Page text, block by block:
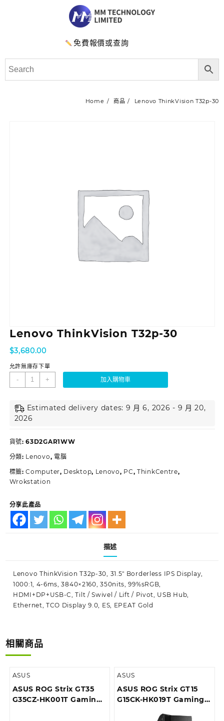
免費報價或查詢
Home 商品 Lenovo ThinkVision T32p-30
Lenovo ThinkVision T32p-30
$3,680.00
允許無庫存下單
- + 加入購物車
Estimated delivery dates: 9 月 6, 2026 - 9 月 20,
2026
貨號:63D2GAR1WW
分類: Lenovo, 電腦
標籤:Computer, Desktop, Lenovo, PC,ThinkCentre,
Wrokstation
分享此產品
描述
Lenovo ThinkVision T32p-30, 31.5″ Borderless IPS Display,
1000:1, 4-6ms, 3840×2160, 350nits, 99%sRGB,
HDMI+DP+USB-C, Tilt / Swivel / Lift / Pivot, USB Hub,
Ethernet, TCO Display 9.0, ES, EPEAT Gold
相關商品
ASUS
ASUS ROG Strix GT35
G35CZ-HK001T Gaming
ASUS
ASUS ROG Strix GT15
G15CK-HK019T Gaming